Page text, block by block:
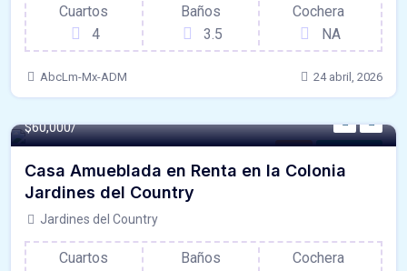
Cuartos
4
Baños
3.5
Cochera
NA
AbcLm-Mx-ADM 24 abril, 2026
Casa Para Renta
$60,000/
Casa Amueblada en Renta en la Colonia
Jardines del Country
Jardines del Country
Cuartos
Baños
Cochera